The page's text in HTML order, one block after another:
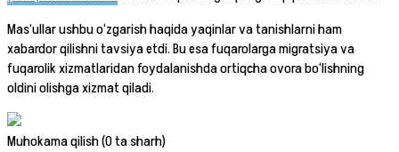
Mas’ullar ushbu o‘zgarish haqida yaqinlar va tanishlarni ham
xabardor qilishni tavsiya etdi. Bu esa fuqarolarga migratsiya va
fuqarolik xizmatlaridan foydalanishda ortiqcha ovora bo‘lishning
oldini olishga xizmat qiladi.
Muhokama qilish (0 ta sharh)